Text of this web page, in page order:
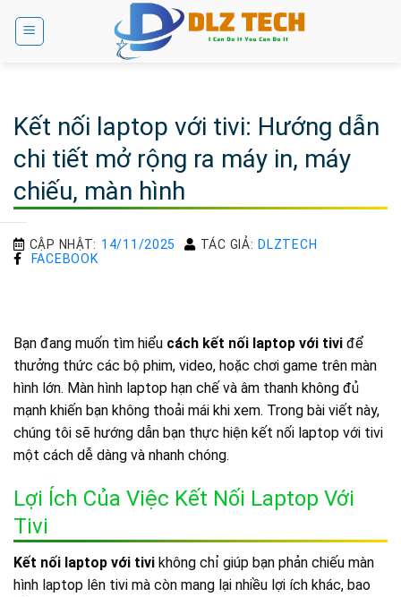
Kết nối laptop với tivi: Hướng dẫn
chi tiết mở rộng ra máy in, máy
chiếu, màn hình
CẬP NHẬT: 14/11/2025 TÁC GIẢ: DLZTECH
FACEBOOK
Bạn đang muốn tìm hiểu cách kết nối laptop với tivi để
thưởng thức các bộ phim, video, hoặc chơi game trên màn
hình lớn. Màn hình laptop hạn chế và âm thanh không đủ
mạnh khiến bạn không thoải mái khi xem. Trong bài viết này,
chúng tôi sẽ hướng dẫn bạn thực hiện kết nối laptop với tivi
một cách dễ dàng và nhanh chóng.
Lợi Ích Của Việc Kết Nối Laptop Với
Tivi
Kết nối laptop với tivi không chỉ giúp bạn phản chiếu màn
hình laptop lên tivi mà còn mang lại nhiều lợi ích khác, bao